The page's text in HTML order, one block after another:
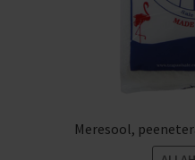
Meresool,